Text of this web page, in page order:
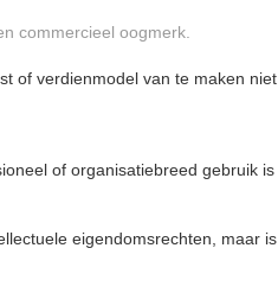
commercieel oogmerk.
of verdienmodel van te maken niet.
of organisatiebreed gebruik is
eigendomsrechten, maar is